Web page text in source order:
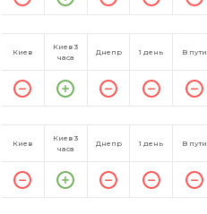
Киев
Киев 3
часа
Днепр 1 день В пути
Киев
Киев 3
часа
Днепр 1 день В пути